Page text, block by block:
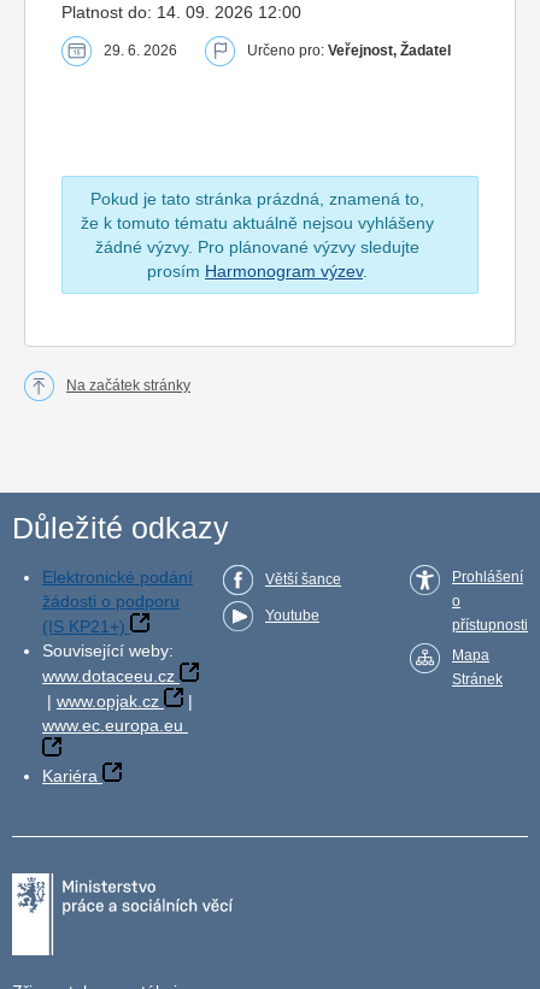
Platnost do: 14. 09. 2026 12:00
29. 6. 2026 Určeno pro: Veřejnost, Žadatel
Pokud je tato stránka prázdná, znamená to,
že k tomuto tématu aktuálně nejsou vyhlášeny
žádné výzvy. Pro plánované výzvy sledujte
prosím Harmonogram výzev.
Na začátek stránky
Důležité odkazy
Elektronické podání
žádosti o podporu
(IS KP21+)
Související weby:
www.dotaceeu.cz
| www.opjak.cz
|
www.ec.europa.eu
Kariéra
Větší šance
Youtube
Prohlášení
o
přístupnosti
Mapa
Stránek